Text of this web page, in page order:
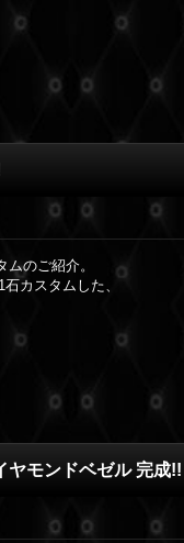
のご紹介。
カスタムした、
ヤモンドベゼル 完成!!